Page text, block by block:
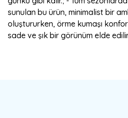
sunulan bu ürün, minimalist bir
oluştururken, örme kumaşı
sade ve şık bir görünüm elde